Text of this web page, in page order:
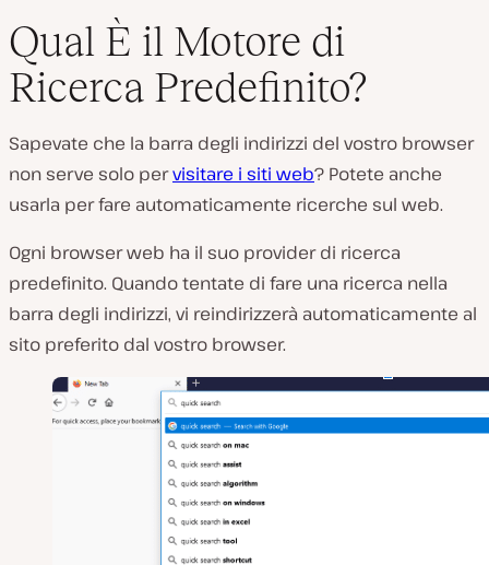
p
o
d
u
i
v
i
e
Qual È il Motore di
Ricerca Predefinito?
Sapevate che la barra degli indirizzi del vostro browser
non serve solo pervisitare i siti web? Potete anche
usarla per fare automaticamente ricerche sul web.
Ogni browser web ha il suo provider di ricerca
predefinito. Quando tentate di fare una ricerca nella
barra degli indirizzi, vi reindirizzerà automaticamente al
sito preferito dal vostro browser.